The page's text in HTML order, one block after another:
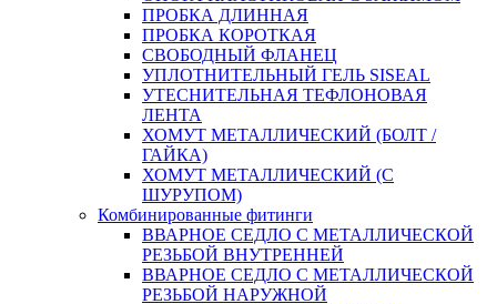
ПРОБКА ДЛИННАЯ
ПРОБКА КОРОТКАЯ
СВОБОДНЫЙ ФЛАНЕЦ
УПЛОТНИТЕЛЬНЫЙ ГЕЛЬ SISEAL
УТЕСНИТЕЛЬНАЯ ТЕФЛОНОВАЯ
ЛЕНТА
ХОМУТ МЕТАЛЛИЧЕСКИЙ (БОЛТ /
ГАЙКА)
ХОМУТ МЕТАЛЛИЧЕСКИЙ (С
ШУРУПОМ)
Комбинированные фитинги
ВВАРНОЕ СЕДЛО С МЕТАЛЛИЧЕСКОЙ
РЕЗЬБОЙ ВНУТРЕННЕЙ
ВВАРНОЕ СЕДЛО С МЕТАЛЛИЧЕСКОЙ
РЕЗЬБОЙ НАРУЖНОЙ